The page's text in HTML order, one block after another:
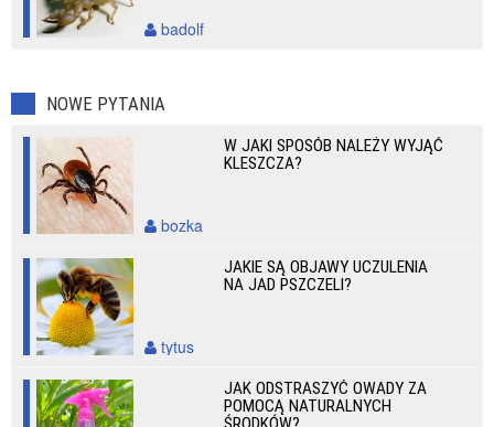
badolf
NOWE PYTANIA
W JAKI SPOSÓB NALEŻY WYJĄĆ
KLESZCZA?
bozka
JAKIE SĄ OBJAWY UCZULENIA
NA JAD PSZCZELI?
tytus
JAK ODSTRASZYĆ OWADY ZA
POMOCĄ NATURALNYCH